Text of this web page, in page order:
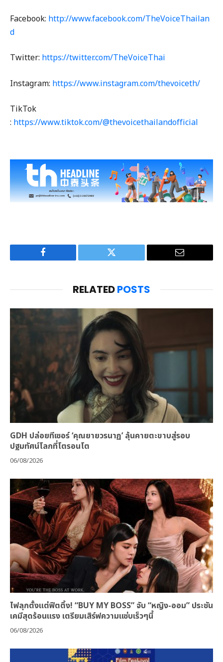
Facebook: http://www.facebook.com/TheVoiceThailan
d
Twitter: https://twitter.com/TheVoiceThai
Instagram: https://www.instagram.com/thevoiceth/
TikTok
: https://www.tiktok.com/@thevoicethailandofficial
Facebook Twitter Email
RELATEDPOSTS
GDH ปล่อยทีเซอร์ ‘คุณยายวรนาฏ’ ลุ้นคายตะขาบสู่รอบ
ปฐมทัศน์โลกที่โตรอนโต
06/08/2026
ไฟลุกตั้งแต่ฟิตติ้ง! “BUY MY BOSS” จับ “หญิง-ออม” ประชัน
เคมีสุดร้อนแรง เตรียมเสิร์ฟความแซ่บเร็วๆนี้
06/08/2026